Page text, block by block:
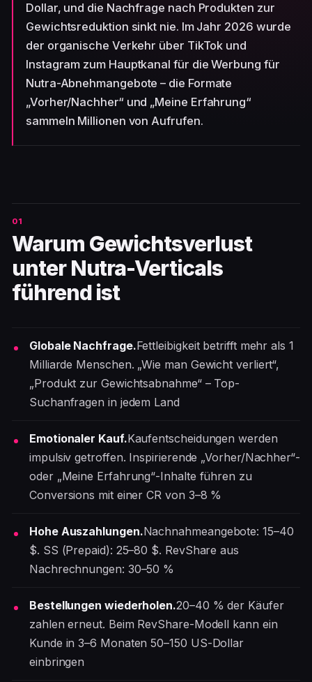
Dollar, und die Nachfrage nach Produkten zur
Gewichtsreduktion sinkt nie. Im Jahr 2026 wurde
der organische Verkehr über TikTok und
Instagram zum Hauptkanal für die Werbung für
Nutra-Abnehmangebote – die Formate
„Vorher/Nachher“ und „Meine Erfahrung“
sammeln Millionen von Aufrufen.
Warum Gewichtsverlust
unter Nutra-Verticals
führend ist
Globale Nachfrage.Fettleibigkeit betrifft mehr als 1
Milliarde Menschen. „Wie man Gewicht verliert“,
„Produkt zur Gewichtsabnahme“ – Top-
Suchanfragen in jedem Land
Emotionaler Kauf.Kaufentscheidungen werden
impulsiv getroffen. Inspirierende „Vorher/Nachher“-
oder „Meine Erfahrung“-Inhalte führen zu
Conversions mit einer CR von 3–8 %
Hohe Auszahlungen.Nachnahmeangebote: 15–40
$. SS (Prepaid): 25–80 $. RevShare aus
Nachrechnungen: 30–50 %
Bestellungen wiederholen.20–40 % der Käufer
zahlen erneut. Beim RevShare-Modell kann ein
Kunde in 3–6 Monaten 50–150 US-Dollar
einbringen